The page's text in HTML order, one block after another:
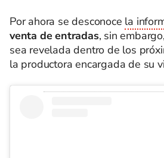
Por ahora se desconoce la
venta de entradas, sin
sea revelada dentro de los
la productora encargada de su